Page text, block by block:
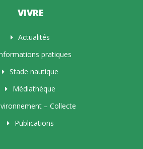
VIVRE
Actualités
pratiques
Stade nautique
Médiathèque
– Collecte
Publications